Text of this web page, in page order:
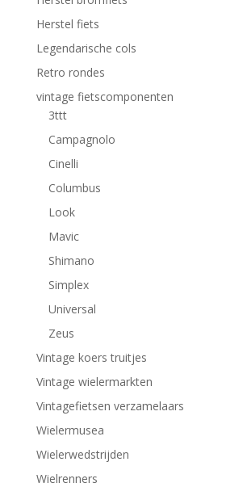
Herstel fiets
Legendarische cols
Retro rondes
vintage fietscomponenten
3ttt
Campagnolo
Cinelli
Columbus
Look
Mavic
Shimano
Simplex
Universal
Zeus
Vintage koers truitjes
Vintage wielermarkten
Vintagefietsen verzamelaars
Wielermusea
Wielerwedstrijden
Wielrenners